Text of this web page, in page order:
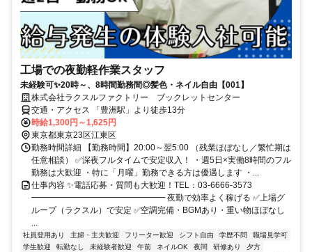
工場での夜勤軽作業スタッフ
未経験可✨20時～、8時間勤務間◎髪色・ネイル自由【001】
株式会社ラクスルファクトリー ブックレットセンター
交通・アクセス 「豊洲駅」より徒歩13分
時給1,300円～1,625円
東京都東京23区江東区
勤務時間詳細 【勤務時間】20:00～翌5:00 （残業ほぼなし／繁忙期は
任意相談） ✅深夜フルタイムで安定収入！ ・週5日×実働8時間のフル
勤務は大歓迎 ・特に「月曜」勤務できる方は優遇します ・...
仕事内容 ✨電話応募・質問も大歓迎！TEL：03-6666-3573
━━━━━━━━━━━━━━━━ 夜勤で効率よく稼げる ✅上場グ
ループ（ラクスル）で安定 ✅空調完備・BGMあり・重い物ほぼなし
...
社員登用あり 主婦・主夫歓迎 フリーター歓迎 シフト自由 学歴不問
職場見学可
学生歓迎
転勤なし 未経験者歓迎 午前 ネイルOK 夜間 研修あり
夕方